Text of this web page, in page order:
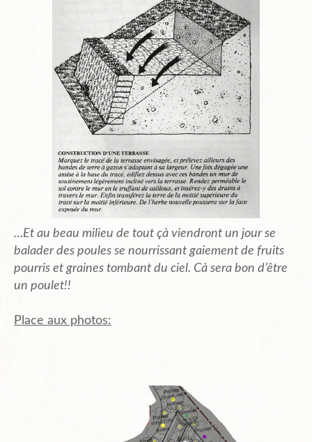
…Et au beau milieu de tout çà viendront un jour se
balader des poules se nourrissant gaiement de fruits
pourris et graines tombant du ciel. Cà sera bon d’être
un poulet!!
Place aux photos: